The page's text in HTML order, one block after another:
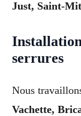
Just, Saint-
serrures
Nous
Vachette,